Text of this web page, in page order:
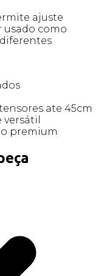
ajuste
usado como
diferentes
ate 45cm
premium